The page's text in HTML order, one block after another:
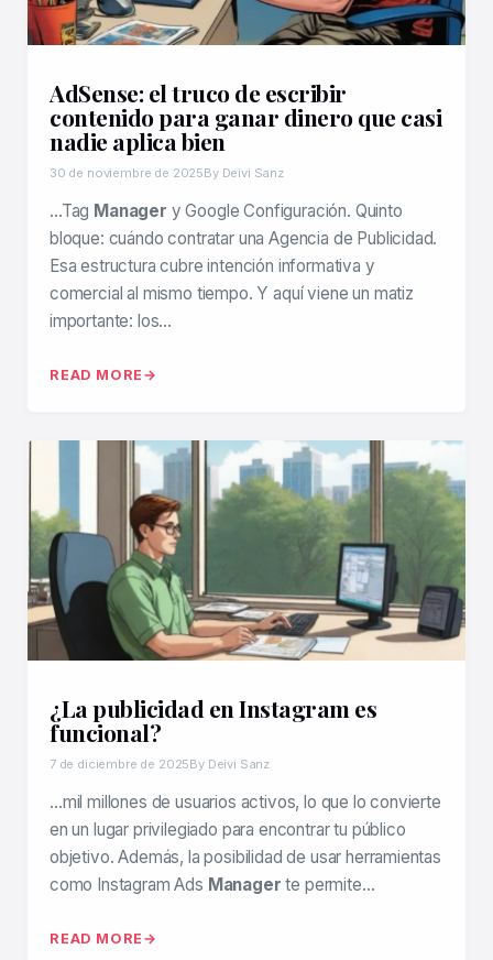
AdSense: el truco de escribir
contenido para ganar dinero que casi
nadie aplica bien
30 de noviembre de 2025By Deivi Sanz
…Tag Manager y Google Configuración. Quinto
bloque: cuándo contratar una Agencia de Publicidad.
Esa estructura cubre intención informativa y
comercial al mismo tiempo. Y aquí viene un matiz
importante: los…
READ MORE
¿La publicidad en Instagram es
funcional?
7 de diciembre de 2025By Deivi Sanz
…mil millones de usuarios activos, lo que lo convierte
en un lugar privilegiado para encontrar tu público
objetivo. Además, la posibilidad de usar herramientas
como Instagram Ads Manager te permite…
READ MORE